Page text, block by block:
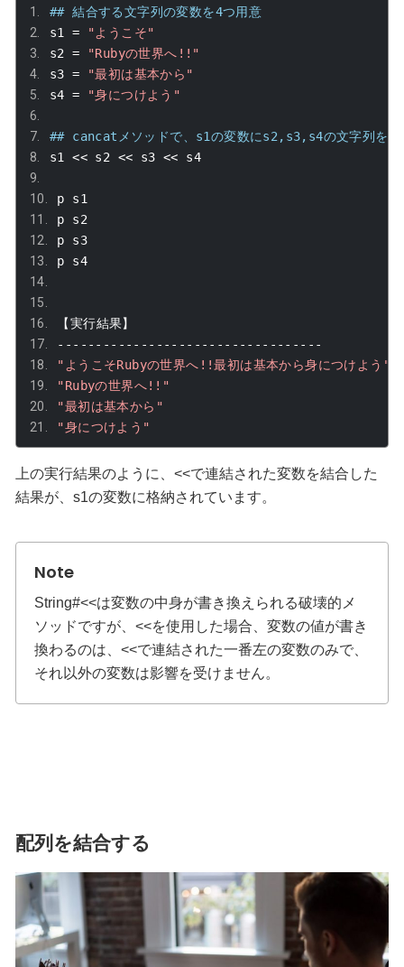
## 結合する文字列の変数を4つ用意
s1 =
"ようこそ"
s2 =
"Rubyの世界へ!!"
s3 =
"最初は基本から"
s4 = "身につけよう"
## cancatメソッドで、s1の変数にs2,s3,s4の文字列を結
s1 << s2 << s3 << s4
p s1
p s2
p s3
p s4
【実行結果】
-----------------------------------
"ようこそRubyの世界へ!!最初は基本から身につけよう"
"Rubyの世界へ!!"
"最初は基本から"
"身につけよう"
上の実行結果のように、 <<で連結された変数を結合した
結果が、 s1の変数に格納されています。
String#<<は変数の中身が書き換えられる破壊的メ
ソッドですが、 <<を使用した場合、変数の値が書き
換わるのは、 <<で連結された一番左の変数のみで、
それ以外の変数は影響を受けません。
配列を結合する